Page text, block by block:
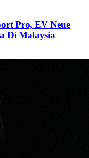
Pro, EV Neue
Di Malaysia